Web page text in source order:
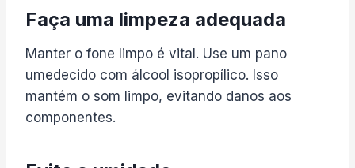
Faça uma limpeza adequada
Manter o fone limpo é vital. Use um pano
umedecido com álcool isopropílico. Isso
mantém o som limpo, evitando danos aos
componentes.